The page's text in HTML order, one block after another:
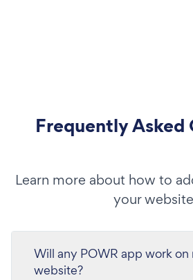
Frequently Asked
Learn more about how to
your
Will any POWR app work
website?